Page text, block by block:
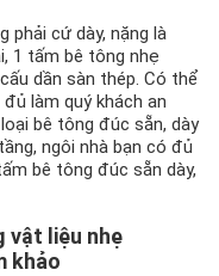
phải cứ dày, nặng là
1 tấm bê tông nhẹ
dần sàn thép. Có thể
làm quý khách an
bê tông đúc sẵn, dày
ngôi nhà bạn có đủ
bê tông đúc sẵn dày,
vật liệu nhẹ
khảo